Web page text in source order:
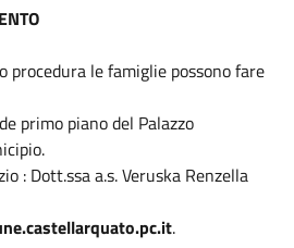
procedura le famiglie possono fare
primo piano del Palazzo
: Dott.ssa a.s. Veruska Renzella
.